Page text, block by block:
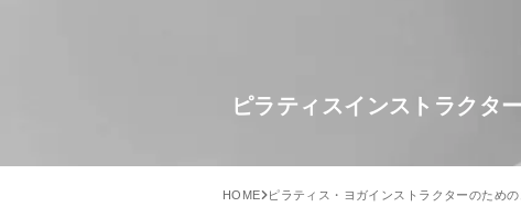
ピラティスインストラクタ
HOME ピラティス・ヨガインストラクターのため